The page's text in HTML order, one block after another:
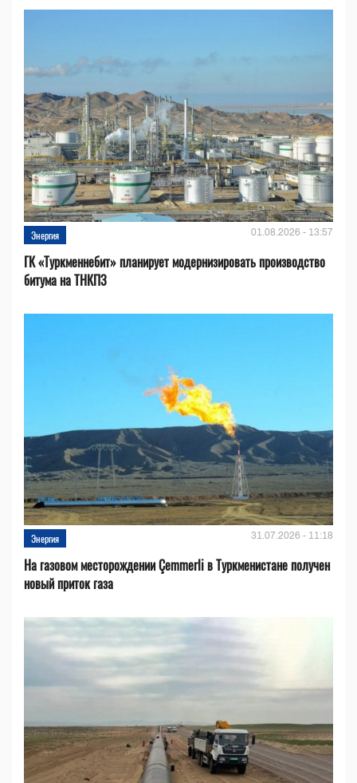
Энергия 01.08.2026 - 13:57
ГК «Туркменнебит» планирует модернизировать производство
битума на ТНКПЗ
Энергия 31.07.2026 - 11:18
На газовом месторождении Çemmerli в Туркменистане получен
новый приток газа